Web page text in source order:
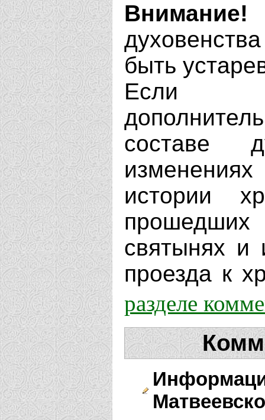
Внимание!
быть
Если
составе
истории
святынях и
проезда к
разделе